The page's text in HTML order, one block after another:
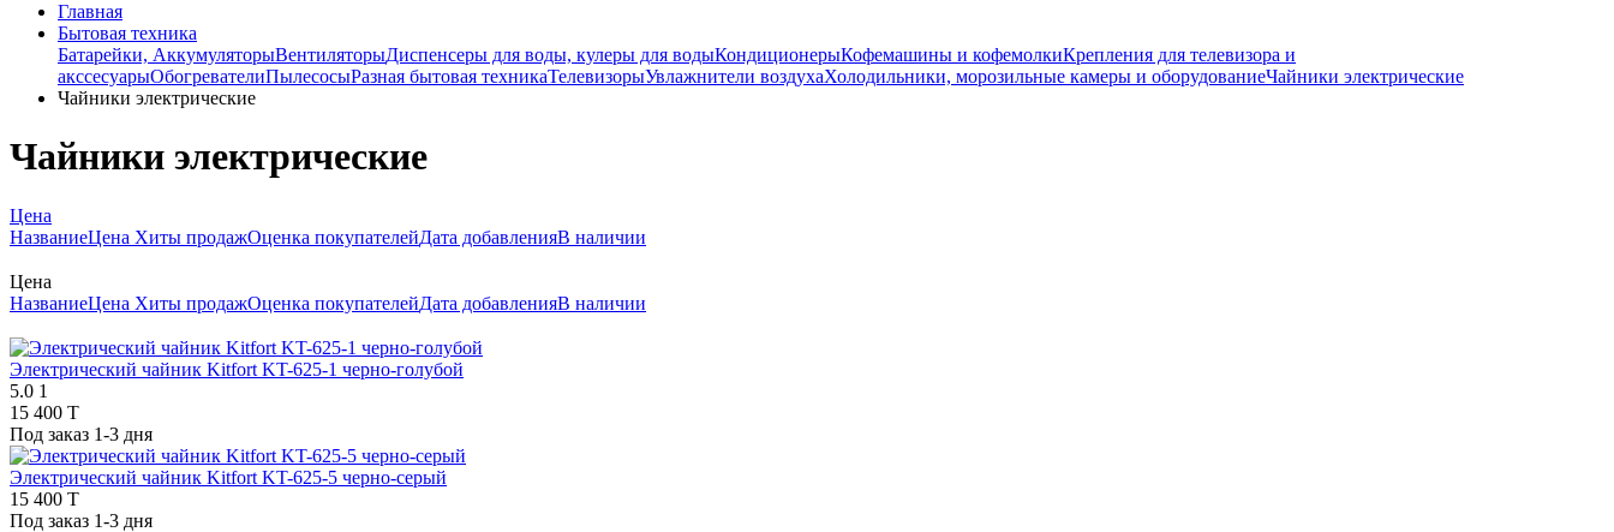
Главная
Бытовая техника
Батарейки, АккумуляторыВентиляторыДиспенсеры для воды, кулеры для водыКондиционерыКофемашины и кофемолкиКрепления для телевизора и
акссесуарыОбогревателиПылесосыРазная бытовая техникаТелевизорыУвлажнители воздухаХолодильники, морозильные камеры и оборудованиеЧайники электрические
Чайники электрические
Чайники электрические
Цена
НазваниеЦена Хиты продажОценка покупателейДата добавленияВ наличии
Цена
НазваниеЦена Хиты продажОценка покупателейДата добавленияВ наличии
Электрический чайник Kitfort KT-625-1 черно-голубой
5.0 1
15 400 T
Под заказ 1-3 дня
Электрический чайник Kitfort KT-625-5 черно-серый
15 400 T
Под заказ 1-3 дня